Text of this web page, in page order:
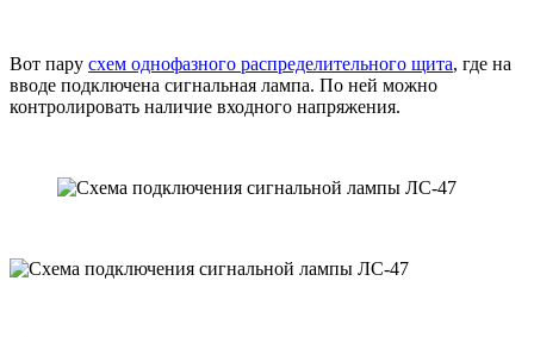
Вот пару схем однофазного распределительного щита, где на
вводе подключена сигнальная лампа. По ней можно
контролировать наличие входного напряжения.